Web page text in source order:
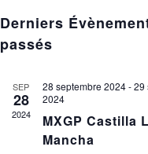
ET
une
date.
Derniers
passés
SEP
28
2024
28 septembre 2024-29
2024
MXGP Castilla
Mancha